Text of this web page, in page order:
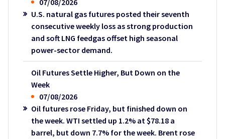
07/08/2026
U.S. natural gas futures posted their seventh
consecutive weekly loss as strong production
and soft LNG feedgas offset high seasonal
power-sector demand.
Oil Futures Settle Higher, But Down on the
Week
07/08/2026
Oil futures rose Friday, but finished down on
the week. WTI settled up 1.2% at $78.18 a
barrel, but down 7.7% for the week. Brent rose